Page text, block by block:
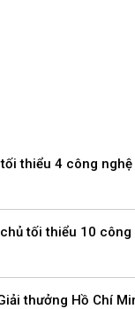
thiểu 4 công
tối thiểu 10 công
thưởng Hồ Chí